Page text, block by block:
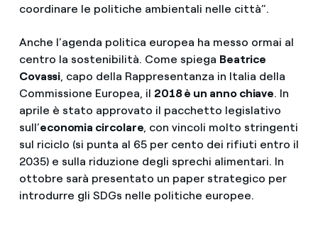
coordinare le politiche ambientali nelle città”.
Anche l’agenda politica europea ha messo ormai al
centro la sostenibilità. Come spiega Beatrice
Covassi, capo della Rappresentanza in Italia della
Commissione Europea, il 2018 è un anno chiave. In
aprile è stato approvato il pacchetto legislativo
sull’economia circolare, con vincoli molto stringenti
sul riciclo (si punta al 65 per cento dei rifiuti entro il
2035) e sulla riduzione degli sprechi alimentari. In
ottobre sarà presentato un paper strategico per
introdurre gli SDGs nelle politiche europee.